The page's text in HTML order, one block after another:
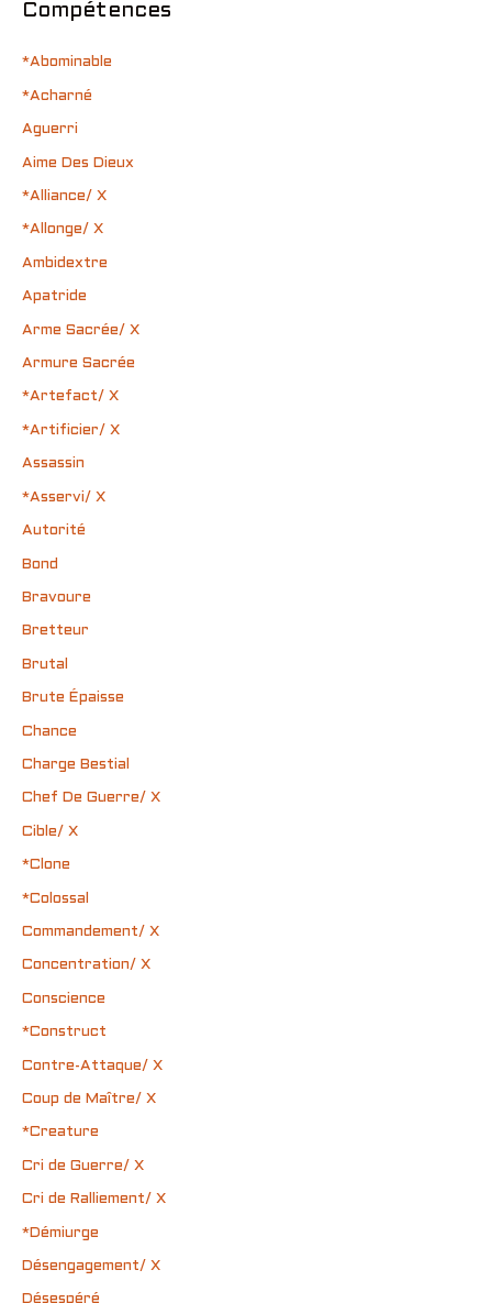
Compétences
*Abominable
*Acharné
Aguerri
Aime Des Dieux
*Alliance/ X
*Allonge/ X
Ambidextre
Apatride
Arme Sacrée/ X
Armure Sacrée
*Artefact/ X
*Artificier/ X
Assassin
*Asservi/ X
Autorité
Bond
Bravoure
Bretteur
Brutal
Brute Épaisse
Chance
Charge Bestial
Chef De Guerre/ X
Cible/ X
*Clone
*Colossal
Commandement/ X
Concentration/ X
Conscience
*Construct
Contre-Attaque/ X
Coup de Maître/ X
*Creature
Cri de Guerre/ X
Cri de Ralliement/ X
*Démiurge
Désengagement/ X
Désespéré